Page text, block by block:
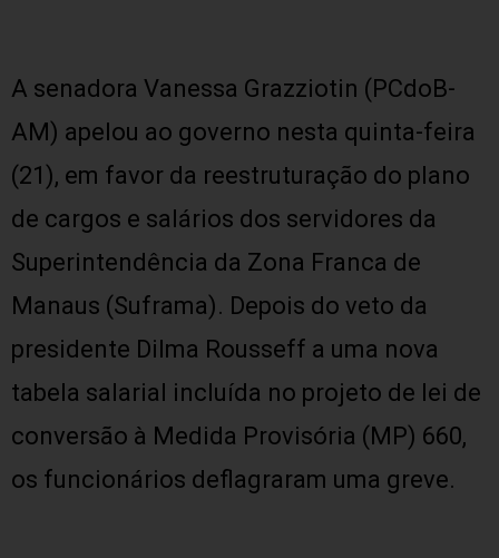
A senadora Vanessa Grazziotin (PCdoB-
AM) apelou ao governo nesta quinta-feira
(21), em favor da reestruturação do plano
de cargos e salários dos servidores da
Superintendência da Zona Franca de
Manaus (Suframa). Depois do veto da
presidente Dilma Rousseff a uma nova
tabela salarial incluída no projeto de lei de
conversão à Medida Provisória (MP) 660,
os funcionários deflagraram uma greve.